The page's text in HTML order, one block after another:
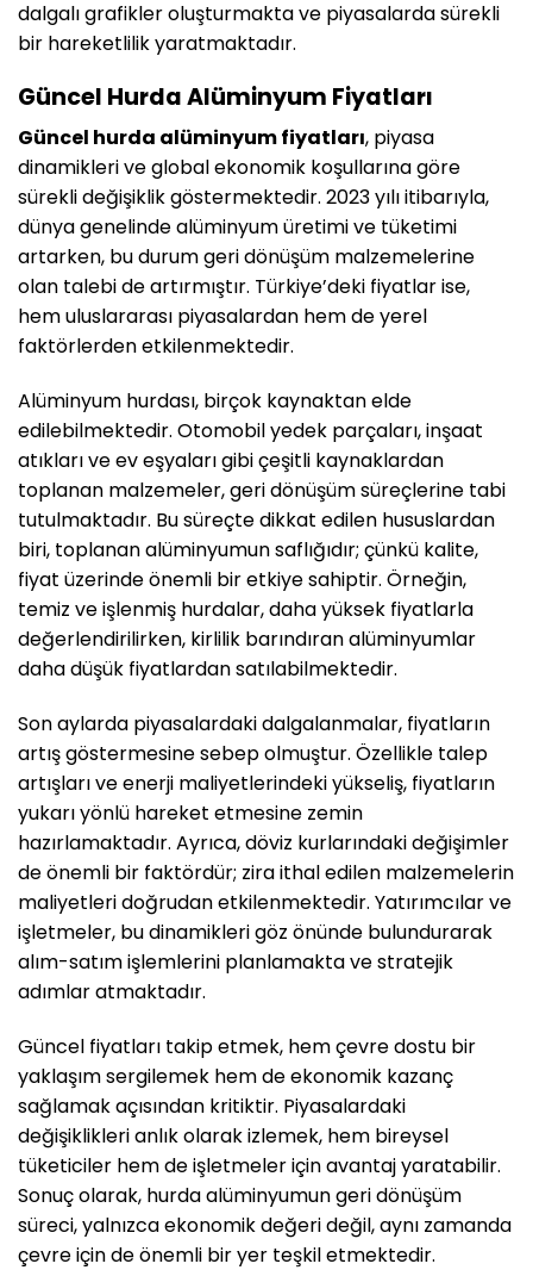
dalgalı grafikler oluşturmakta ve piyasalarda sürekli
bir hareketlilik yaratmaktadır.
Güncel Hurda Alüminyum Fiyatları
Güncel hurda alüminyum fiyatları, piyasa
dinamikleri ve global ekonomik koşullarına göre
sürekli değişiklik göstermektedir. 2023 yılı itibarıyla,
dünya genelinde alüminyum üretimi ve tüketimi
artarken, bu durum geri dönüşüm malzemelerine
olan talebi de artırmıştır. Türkiye’deki fiyatlar ise,
hem uluslararası piyasalardan hem de yerel
faktörlerden etkilenmektedir.
Alüminyum hurdası, birçok kaynaktan elde
edilebilmektedir. Otomobil yedek parçaları, inşaat
atıkları ve ev eşyaları gibi çeşitli kaynaklardan
toplanan malzemeler, geri dönüşüm süreçlerine tabi
tutulmaktadır. Bu süreçte dikkat edilen hususlardan
biri, toplanan alüminyumun saflığıdır; çünkü kalite,
fiyat üzerinde önemli bir etkiye sahiptir. Örneğin,
temiz ve işlenmiş hurdalar, daha yüksek fiyatlarla
değerlendirilirken, kirlilik barındıran alüminyumlar
daha düşük fiyatlardan satılabilmektedir.
Son aylarda piyasalardaki dalgalanmalar, fiyatların
artış göstermesine sebep olmuştur. Özellikle talep
artışları ve enerji maliyetlerindeki yükseliş, fiyatların
yukarı yönlü hareket etmesine zemin
hazırlamaktadır. Ayrıca, döviz kurlarındaki değişimler
de önemli bir faktördür; zira ithal edilen malzemelerin
maliyetleri doğrudan etkilenmektedir. Yatırımcılar ve
işletmeler, bu dinamikleri göz önünde bulundurarak
alım-satım işlemlerini planlamakta ve stratejik
adımlar atmaktadır.
Güncel fiyatları takip etmek, hem çevre dostu bir
yaklaşım sergilemek hem de ekonomik kazanç
sağlamak açısından kritiktir. Piyasalardaki
değişiklikleri anlık olarak izlemek, hem bireysel
tüketiciler hem de işletmeler için avantaj yaratabilir.
Sonuç olarak, hurda alüminyumun geri dönüşüm
süreci, yalnızca ekonomik değeri değil, aynı zamanda
çevre için de önemli bir yer teşkil etmektedir.